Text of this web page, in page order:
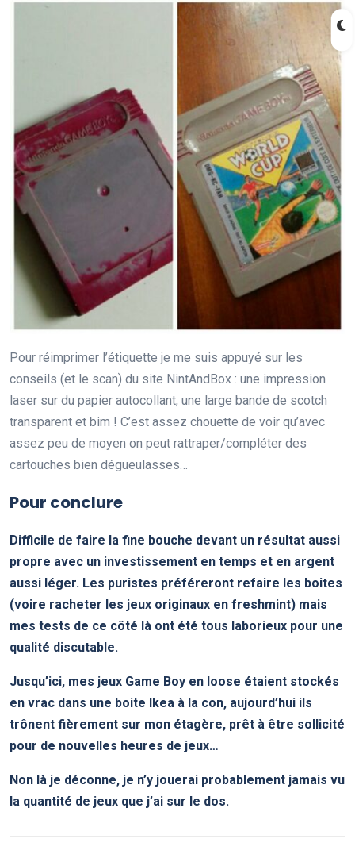
Pour réimprimer l’étiquette je me suis appuyé sur les
conseils (et le scan) du site NintAndBox : une impression
laser sur du papier autocollant, une large bande de scotch
transparent et bim ! C’est assez chouette de voir qu’avec
assez peu de moyen on peut rattraper/compléter des
cartouches bien dégueulasses…
Pour conclure
Difficile de faire la fine bouche devant un résultat aussi
propre avec un investissement en temps et en argent
aussi léger. Les puristes préféreront refaire les boites
(voire racheter les jeux originaux en freshmint) mais
mes tests de ce côté là ont été tous laborieux pour une
qualité discutable.
Jusqu’ici, mes jeux Game Boy en loose étaient stockés
en vrac dans une boite Ikea à la con, aujourd’hui ils
trônent fièrement sur mon étagère, prêt à être sollicité
pour de nouvelles heures de jeux…
Non là je déconne, je n’y jouerai probablement jamais vu
la quantité de jeux que j’ai sur le dos.